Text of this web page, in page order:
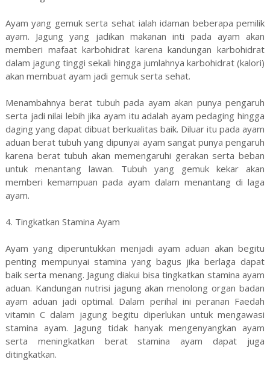
Ayam yang gemuk serta sehat ialah idaman beberapa pemilik
ayam. Jagung yang jadikan makanan inti pada ayam akan
memberi mafaat karbohidrat karena kandungan karbohidrat
dalam jagung tinggi sekali hingga jumlahnya karbohidrat (kalori)
akan membuat ayam jadi gemuk serta sehat.
Menambahnya berat tubuh pada ayam akan punya pengaruh
serta jadi nilai lebih jika ayam itu adalah ayam pedaging hingga
daging yang dapat dibuat berkualitas baik. Diluar itu pada ayam
aduan berat tubuh yang dipunyai ayam sangat punya pengaruh
karena berat tubuh akan memengaruhi gerakan serta beban
untuk menantang lawan. Tubuh yang gemuk kekar akan
memberi kemampuan pada ayam dalam menantang di laga
ayam.
4. Tingkatkan Stamina Ayam
Ayam yang diperuntukkan menjadi ayam aduan akan begitu
penting mempunyai stamina yang bagus jika berlaga dapat
baik serta menang. Jagung diakui bisa tingkatkan stamina ayam
aduan. Kandungan nutrisi jagung akan menolong organ badan
ayam aduan jadi optimal. Dalam perihal ini peranan Faedah
vitamin C dalam jagung begitu diperlukan untuk mengawasi
stamina ayam. Jagung tidak hanyak mengenyangkan ayam
serta meningkatkan berat stamina ayam dapat juga
ditingkatkan.